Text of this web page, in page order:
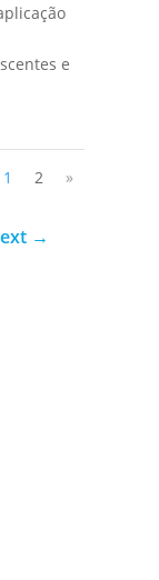
e
1 2 »
→